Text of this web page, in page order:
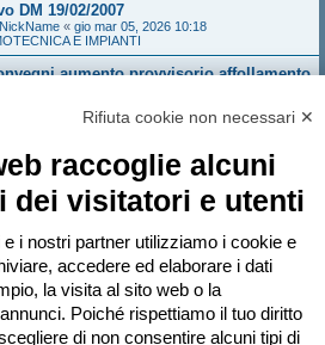
DM 19/02/2007
« gio mar 05, 2026 10:18
E IMPIANTI
aumento provvisorio affollamento
«mar feb 24, 2026 16:35
vi interessa?
« dom feb 15, 2026 18:34
FONTI RINNOVABILI
risultati Pagina1di20
1 2 3 4 5 … 20
Rifiuta cookie non necessari ✕
raccoglie alcuni
dei visitatori e utenti
i nostri partner utilizziamo i cookie e
accedere ed elaborare i dati
la visita al sito web o la
Poiché rispettiamo il tuo diritto
di non consentire alcuni tipi di